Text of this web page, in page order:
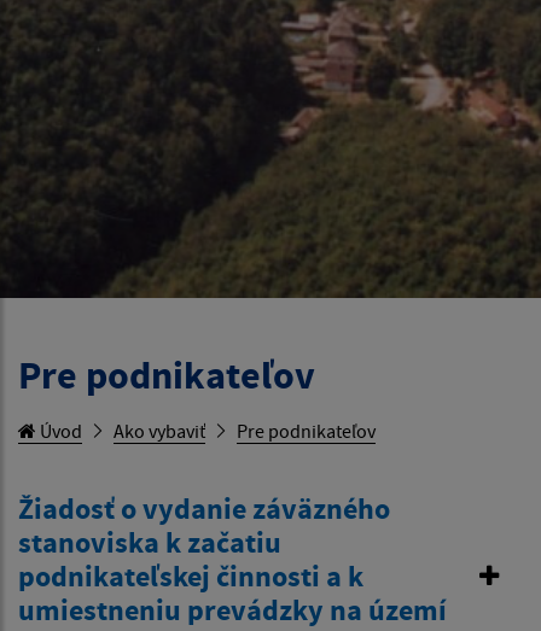
Pre podnikateľov
Úvod Ako vybaviť Pre podnikateľov
Žiadosť o vydanie záväzného
stanoviska k začatiu
podnikateľskej činnosti a k
umiestneniu prevádzky na území